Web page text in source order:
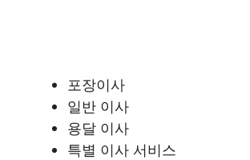
포장이사
일반 이사
용달 이사
특별 이사 서비스